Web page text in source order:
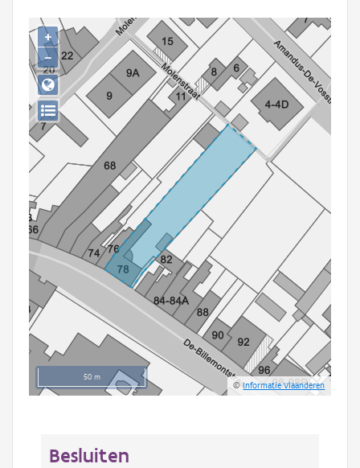
Persoon of collectief
Downloads
Hergebruik
Aanmelden
50 m
©Informatie Vlaanderen
+
−
Besluiten